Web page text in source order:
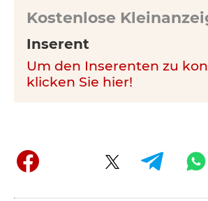
Kostenlose
Inserent
Um den Inserenten zu
klicken Sie hier!